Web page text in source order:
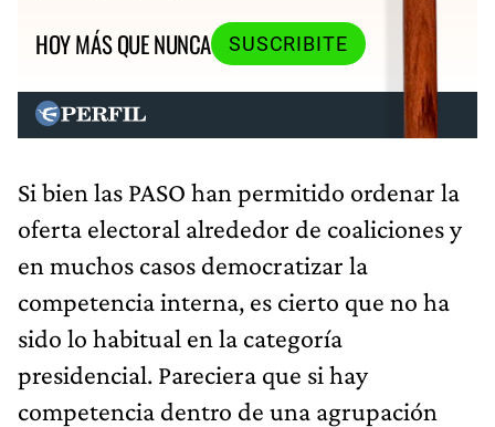
HOY MÁS QUE NUNCA
SUSCRIBITE
Si bien las PASO han permitido ordenar la
oferta electoral alrededor de coaliciones y
en muchos casos democratizar la
competencia interna, es cierto que no ha
sido lo habitual en la categoría
presidencial. Pareciera que si hay
competencia dentro de una agrupación